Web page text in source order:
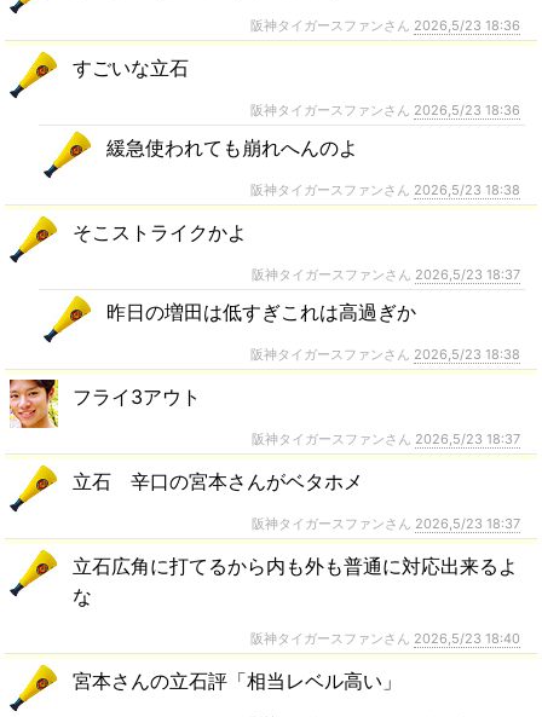
阪神タイガースファンさん 2026,5/23 18:36
すごいな立石
阪神タイガースファンさん 2026,5/23 18:36
緩急使われても崩れへんのよ
阪神タイガースファンさん 2026,5/23 18:38
そこストライクかよ
阪神タイガースファンさん 2026,5/23 18:37
昨日の増田は低すぎこれは高過ぎか
阪神タイガースファンさん 2026,5/23 18:38
フライ3アウト
阪神タイガースファンさん 2026,5/23 18:37
立石 辛口の宮本さんがベタホメ
阪神タイガースファンさん 2026,5/23 18:37
立石広角に打てるから内も外も普通に対応出来るよ
な
阪神タイガースファンさん 2026,5/23 18:40
宮本さんの立石評「相当レベル高い」